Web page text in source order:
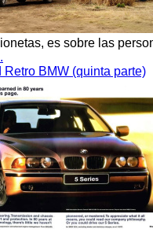
es sobre las
Retro BMW (quinta parte)